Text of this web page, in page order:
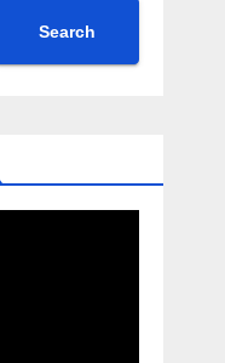
Search